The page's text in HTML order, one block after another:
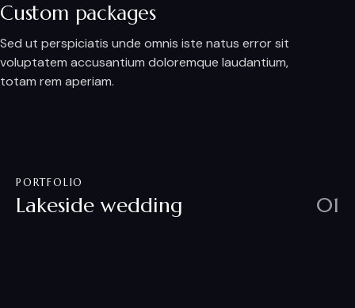
Custom packages
Sed ut perspiciatis unde omnis iste natus error sit
voluptatem accusantium doloremque laudantium,
totam rem aperiam.
PORTFOLIO
Lakeside wedding 01